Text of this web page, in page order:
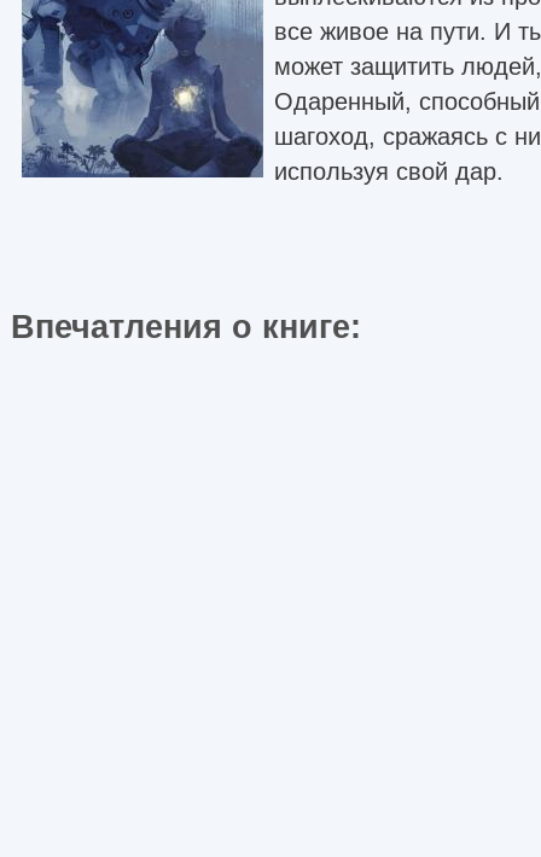
все живое на пути. И
может защитить
Одаренный, способный
шагоход, сражаясь с
используя свой дар.
Впечатления о книге: